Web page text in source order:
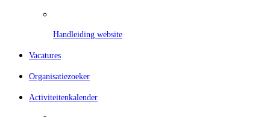
Handleiding website
Vacatures
Organisatiezoeker
Activiteitenkalender